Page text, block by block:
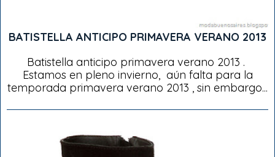
BATISTELLA ANTICIPO PRIMAVERA VERANO 2013
Batistella anticipo primavera verano 2013 .
Estamos en pleno invierno, aún falta para la
temporada primavera verano 2013 , sin embargo...